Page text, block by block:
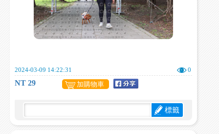
2024-03-09 14:22:31 0
NT 29 加購物車
標籤